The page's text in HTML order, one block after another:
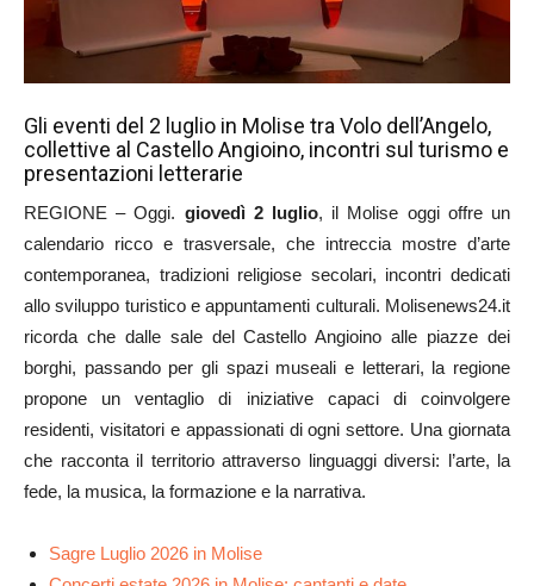
Gli eventi del 2 luglio in Molise tra Volo dell’Angelo,
collettive al Castello Angioino, incontri sul turismo e
presentazioni letterarie
REGIONE – Oggi. giovedì 2 luglio, il Molise oggi offre un
calendario ricco e trasversale, che intreccia mostre d’arte
contemporanea, tradizioni religiose secolari, incontri dedicati
allo sviluppo turistico e appuntamenti culturali. Molisenews24.it
ricorda che dalle sale del Castello Angioino alle piazze dei
borghi, passando per gli spazi museali e letterari, la regione
propone un ventaglio di iniziative capaci di coinvolgere
residenti, visitatori e appassionati di ogni settore. Una giornata
che racconta il territorio attraverso linguaggi diversi: l’arte, la
fede, la musica, la formazione e la narrativa.
Sagre Luglio 2026 in Molise